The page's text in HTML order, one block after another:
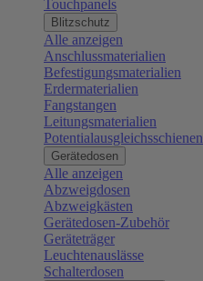
Touchpanels
Blitzschutz
Alle anzeigen
Anschlussmaterialien
Befestigungsmaterialien
Erdermaterialien
Fangstangen
Leitungsmaterialien
Potentialausgleichsschienen
Gerätedosen
Alle anzeigen
Abzweigdosen
Abzweigkästen
Gerätedosen-Zubehör
Geräteträger
Leuchtenauslässe
Schalterdosen